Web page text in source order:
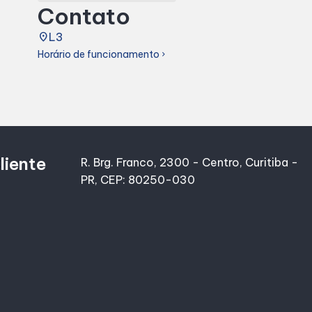
Contato
placeL3
Horário de funcionamento chevron_right
R. Brg. Franco, 2300 - Centro, Curitiba -
PR, CEP: 80250-030